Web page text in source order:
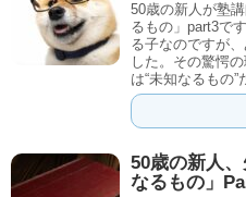
50歳の新人が塾
るもの」part3で
る子なのですが
した。その驚愕
は“未知なるもの”
50歳の新人
なるもの」